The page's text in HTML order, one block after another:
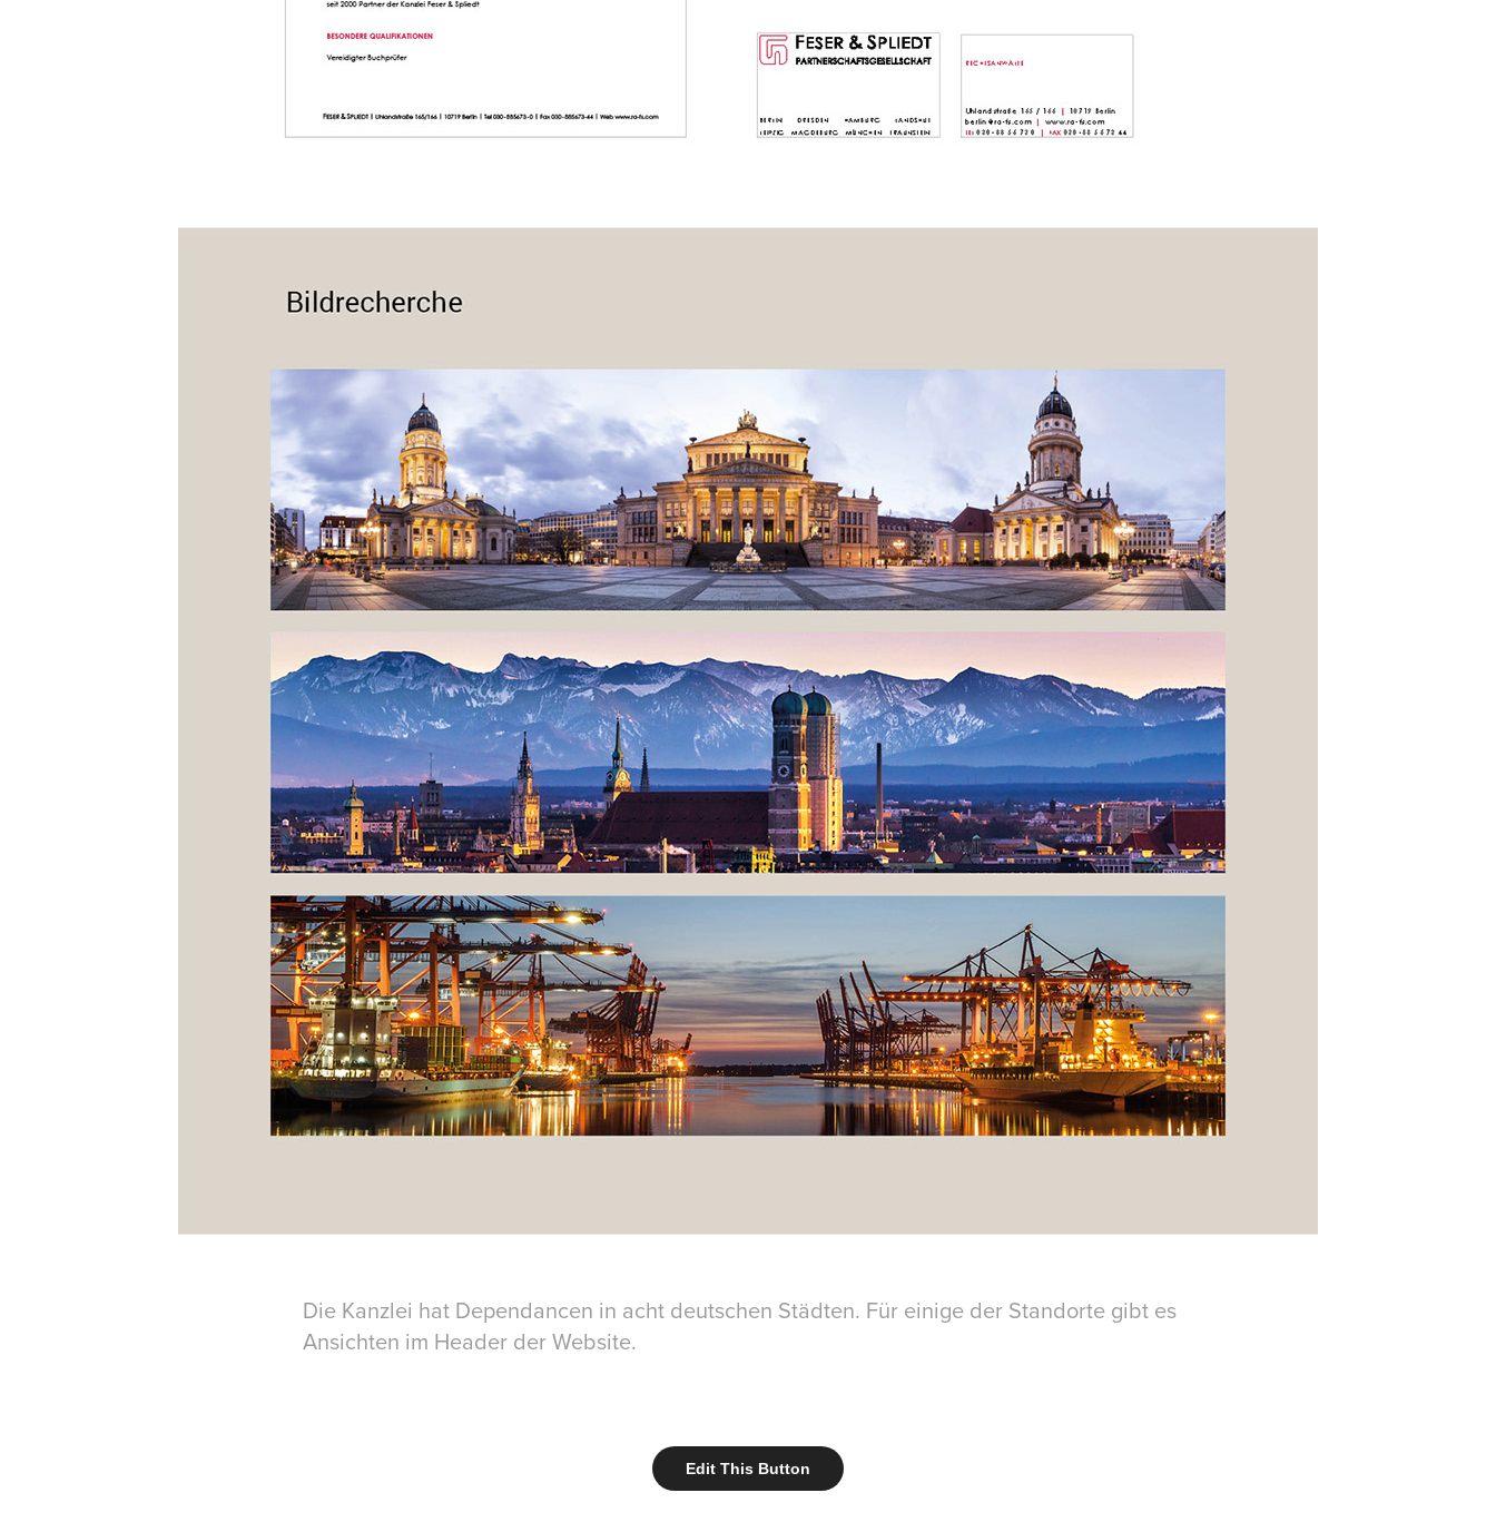
Die Kanzlei hat Dependancen in acht deutschen Städten. Für einige der Standorte gibt es
Ansichten im Header der Website.
Edit This Button